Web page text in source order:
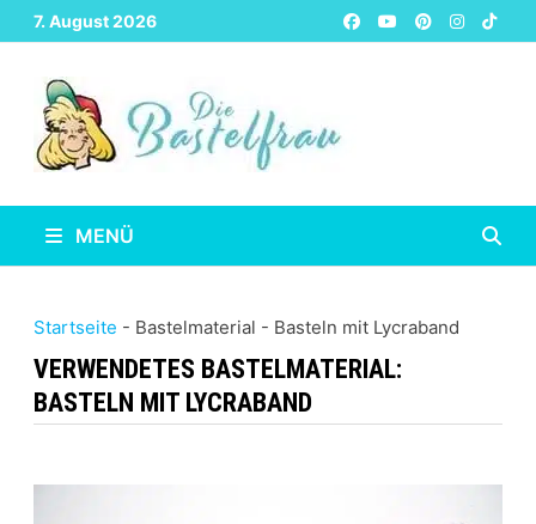
Zurück
zum
Inhalt
7. August 2026
MENÜ
Startseite - Bastelmaterial - Basteln mit Lycraband
VERWENDETES BASTELMATERIAL:
BASTELN MIT LYCRABAND